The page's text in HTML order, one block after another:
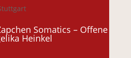
Somatics – Offene
Heinkel